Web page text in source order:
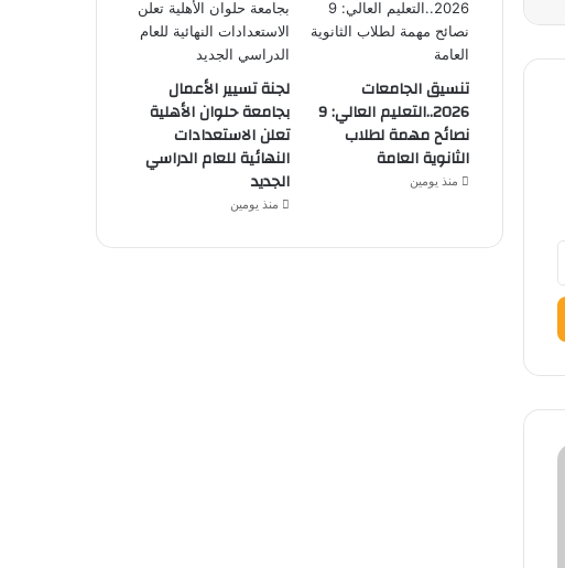
تنسيق الجامعات
2026..التعليم العالي: 9
نصائح مهمة لطلاب
الثانوية العامة
منذ يومين
لجنة تسيير الأعمال
بجامعة حلوان الأهلية
تعلن الاستعدادات
النهائية للعام الدراسي
الجديد
منذ يومين